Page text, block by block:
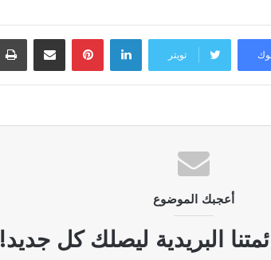
تويتر
لينكدإن بينتيريستمشاركة عبر البريد
أعجبك الموضوع
البريدية ليصلك كل جديد!